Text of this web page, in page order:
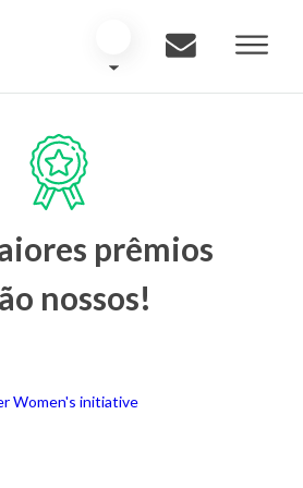
prêmios
nossos!